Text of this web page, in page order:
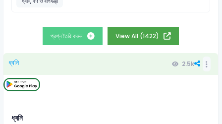
প্রশ্ন তৈরি করুন View All (1422)
ধ্বনি 2.5k
ধ্বনি